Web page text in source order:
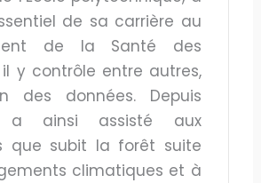
de sa carrière au
de la Santé des
y contrôle entre autres,
des données. Depuis
a ainsi assisté aux
que subit la forêt suite
climatiques et à